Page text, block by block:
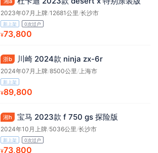
2023年07月上牌/12681公里/长沙市
新上架 0次过户
¥73,800
浙b 川崎 2024款 ninja zx-6r
2024年07月上牌/8500公里/上海市
新上架
¥89,800
湘h 宝马 2023款 f 750 gs 探险版
2024年10月上牌/5036公里/长沙市
新上架 0次过户
¥73,800